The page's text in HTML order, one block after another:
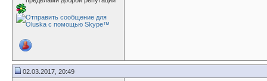
02.03.2017, 20:49